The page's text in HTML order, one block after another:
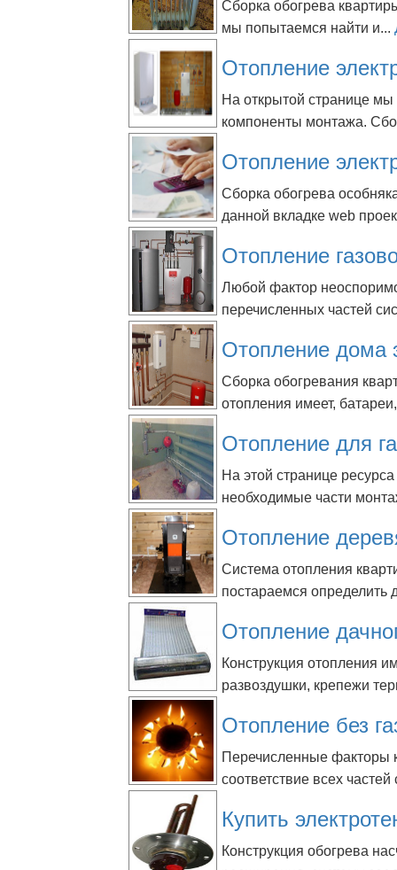
Сборка обогрева
мы попытаемся найти и...
Отопление
На открытой странице
компоненты монтажа.
Отопление
Сборка обогрева
данной вкладке web
Отопление
Любой фактор
перечисленных частей
Отопление дома
Сборка обогревания
отопления имеет,
Отопление для
На этой странице
необходимые части
Отопление
Система отопления
постараемся определить
Отопление
Конструкция отопления
развоздушки, крепежи
Отопление без
Перечисленные факторы
соответствие всех
Купить
Конструкция обогрева